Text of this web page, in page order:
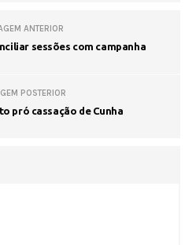
ANTERIOR
sessões com campanha
POSTERIOR
pró cassação de Cunha